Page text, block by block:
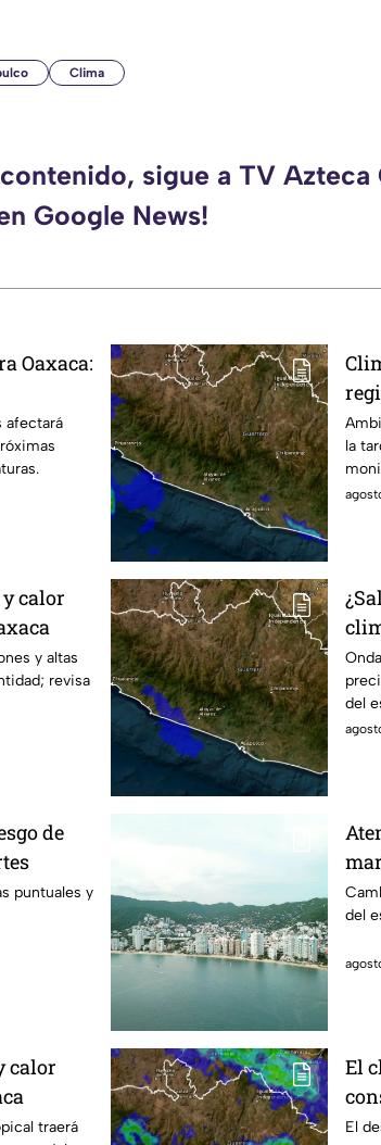
Clima
sigue a TV Azteca
Google News!
Oaxaca:
afectará
la
calor
y altas
revisa
del
de
puntuales y
del
calor
traerá
El
El